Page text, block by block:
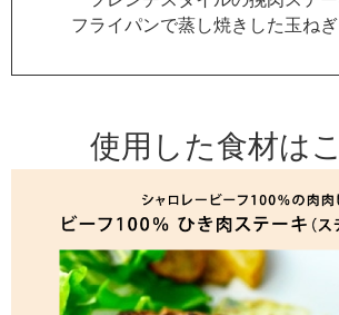
フライパンで蒸し焼きした玉ねぎ
使用した食材は